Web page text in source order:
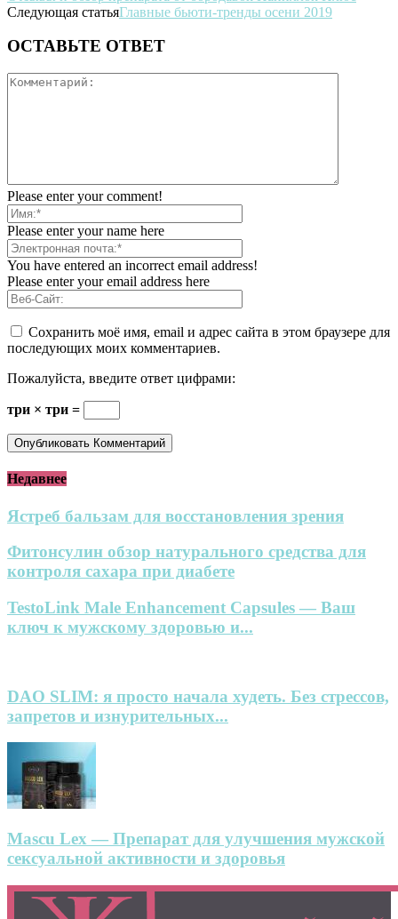
Следующая статьяГлавные бьюти-тренды осени 2019
ОСТАВЬТЕ ОТВЕТ
Please enter your comment!
Please enter your name here
You have entered an incorrect email address!
Please enter your email address here
Сохранить моё имя, email и адрес сайта в этом браузере для
последующих моих комментариев.
Пожалуйста, введите ответ цифрами:
три × три =
Недавнее
Ястреб бальзам для восстановления зрения
Фитонсулин обзор натурального средства для
контроля сахара при диабете
TestoLink Male Enhancement Capsules — Ваш
ключ к мужскому здоровью и...
DAO SLIM: я просто начала худеть. Без стрессов,
запретов и изнурительных...
Mascu Lex — Препарат для улучшения мужской
сексуальной активности и здоровья